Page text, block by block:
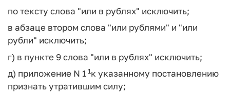
по тексту слова "или в рублях" исключить;
в абзаце втором слова "или рублями" и "или
рубли" исключить;
г) в пункте 9 слова "или в рублях" исключить;
д) приложение N 1 1 к указанному постановлению
признать утратившим силу;